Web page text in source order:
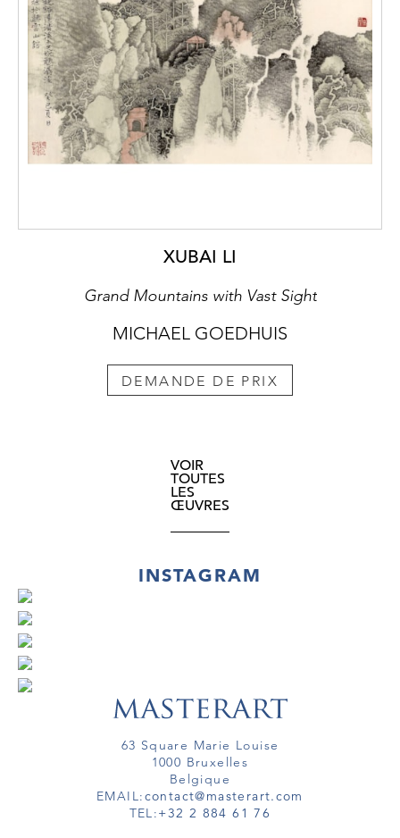
XUBAI LI
Grand Mountains with Vast Sight
MICHAEL GOEDHUIS
DEMANDE DE PRIX
VOIR
TOUTES
LES
ŒUVRES
INSTAGRAM
63 Square Marie Louise
1000 Bruxelles
Belgique
EMAIL:contact@masterart.com
TEL:+32 2 884 61 76